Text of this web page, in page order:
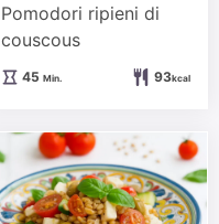
Pomodori ripieni di
couscous
45Minuten
Min. 93kcal